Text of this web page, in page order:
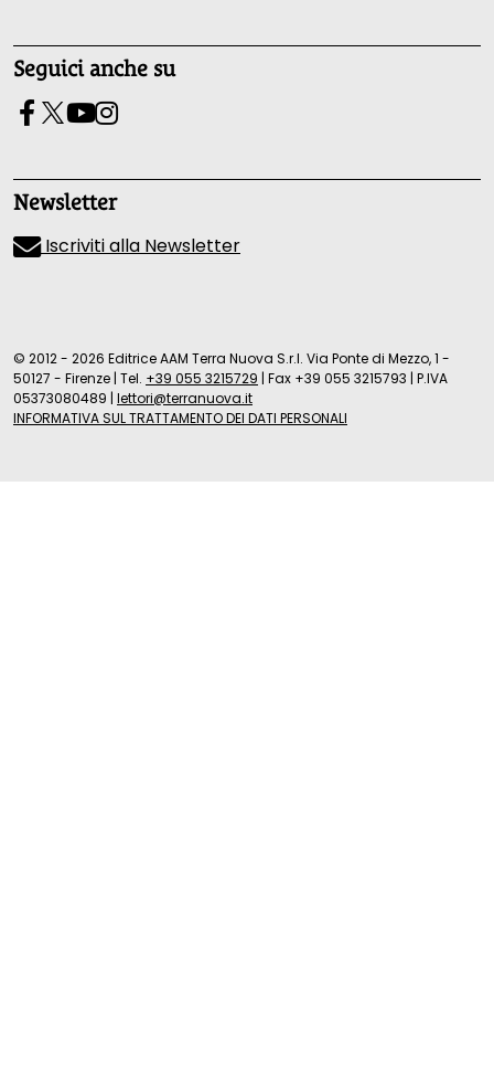
Seguici anche su
Newsletter
Iscriviti alla Newsletter
© 2012 - 2026 Editrice AAM Terra Nuova S.r.l. Via Ponte di Mezzo, 1 -
50127 - Firenze | Tel. +39 055 3215729 | Fax +39 055 3215793 | P.IVA
05373080489 | lettori@terranuova.it
INFORMATIVA SUL TRATTAMENTO DEI DATI PERSONALI